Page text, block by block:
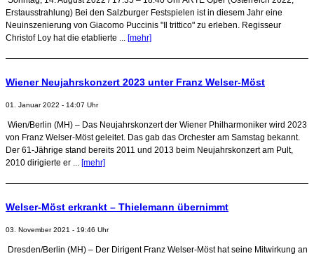
Erstausstrahlung) Bei den Salzburger Festspielen ist in diesem Jahr eine
Neuinszenierung von Giacomo Puccinis "Il trittico" zu erleben. Regisseur
Christof Loy hat die etablierte ... [mehr]
Wiener Neujahrskonzert 2023 unter Franz Welser-Möst
01. Januar 2022 - 14:07 Uhr
Wien/Berlin (MH) – Das Neujahrskonzert der Wiener Philharmoniker wird 2023
von Franz Welser-Möst geleitet. Das gab das Orchester am Samstag bekannt.
Der 61-Jährige stand bereits 2011 und 2013 beim Neujahrskonzert am Pult,
2010 dirigierte er ... [mehr]
Welser-Möst erkrankt – Thielemann übernimmt
03. November 2021 - 19:46 Uhr
Dresden/Berlin (MH) – Der Dirigent Franz Welser-Möst hat seine Mitwirkung an